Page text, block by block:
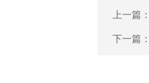
上一篇
下一篇